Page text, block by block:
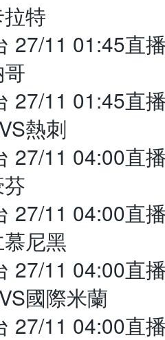
特
27/11 01:45直
27/11 01:45直
熱刺
27/11 04:00直
27/11 04:00直
尼黑
27/11 04:00直
國際米蘭
27/11 04:00直